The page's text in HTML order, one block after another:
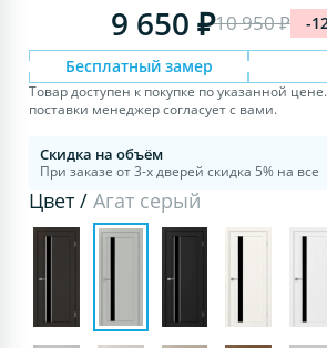
9 650 ₽10 950 ₽ -
Бесплатный замер
Товар доступен к покупке по указанной
поставки менеджер согласует с вами.
Скидка на объём
При заказе от 3-х дверей скидка 5% на все
Цвет /Агат серый